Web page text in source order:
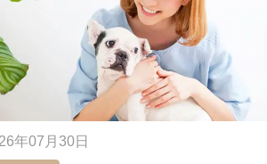
年07月30日